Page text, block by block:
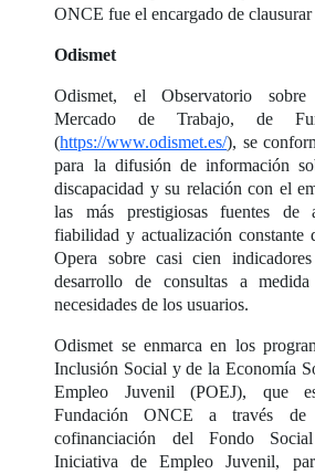
ONCE fue el encargado de
Odismet
Odismet, el Observatorio
Mercado de Trabajo, de
(https://www.odismet.es/), se
para la difusión de información
discapacidad y su relación con el
las más prestigiosas fuentes de
fiabilidad y actualización constante
Opera sobre casi cien
desarrollo de consultas a
necesidades de los usuarios.
Odismet se enmarca en los
Inclusión Social y de la Economía
Empleo Juvenil (POEJ), que
Fundación ONCE a través
cofinanciación del Fondo
Iniciativa de Empleo Juvenil,